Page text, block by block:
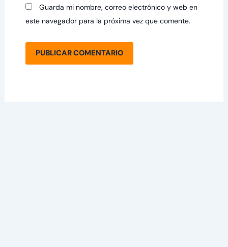
Guarda mi nombre, correo electrónico y web en
este navegador para la próxima vez que comente.